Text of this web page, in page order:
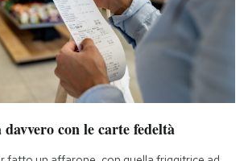
con le carte fedeltà